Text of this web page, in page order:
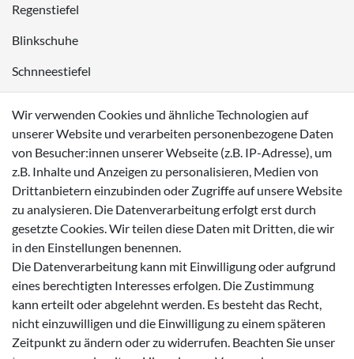
Regenstiefel
Blinkschuhe
Schnneestiefel
Sneaker
Zahlungsmöglichkeiten
Versanddienstleister
Wir verwenden Cookies und ähnliche Technologien auf
unserer Website und verarbeiten personenbezogene Daten
von Besucher:innen unserer Webseite (z.B. IP-Adresse), um
z.B. Inhalte und Anzeigen zu personalisieren, Medien von
Drittanbietern einzubinden oder Zugriffe auf unsere Website
zu analysieren. Die Datenverarbeitung erfolgt erst durch
gesetzte Cookies. Wir teilen diese Daten mit Dritten, die wir
in den Einstellungen benennen.
Die Datenverarbeitung kann mit Einwilligung oder aufgrund
eines berechtigten Interesses erfolgen. Die Zustimmung
kann erteilt oder abgelehnt werden. Es besteht das Recht,
nicht einzuwilligen und die Einwilligung zu einem späteren
Zeitpunkt zu ändern oder zu widerrufen. Beachten Sie unser